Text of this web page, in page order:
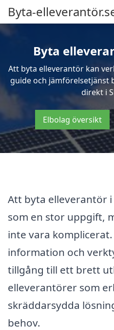
Byta-
Byta
Att byta elleverantör kan
guide och jämförelsetjänst
direkt i
Elbolag översikt
Att byta elleverantör i
som en stor uppgift,
inte vara
information och
tillgång till ett brett
elleverantörer som
skräddarsydda
behov.